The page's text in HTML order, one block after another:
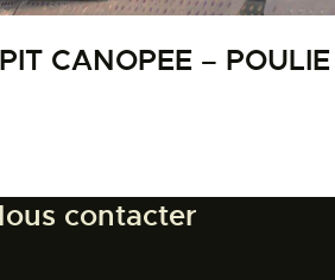
CANOPEE – POULIE
contacter